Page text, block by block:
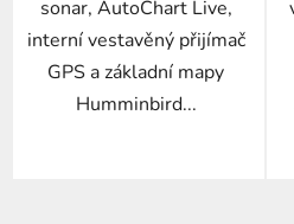
sonar, AutoChart Live,
interní vestavěný přijímač
GPS a základní mapy
Humminbird...